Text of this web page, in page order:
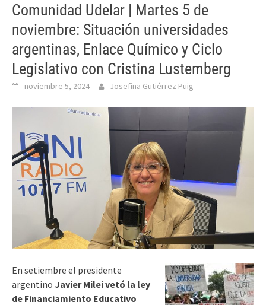
Comunidad Udelar | Martes 5 de
noviembre: Situación universidades
argentinas, Enlace Químico y Ciclo
Legislativo con Cristina Lustemberg
noviembre 5, 2024 Josefina Gutiérrez Puig
En setiembre el presidente
argentino Javier Milei vetó la ley
de Financiamiento Educativo